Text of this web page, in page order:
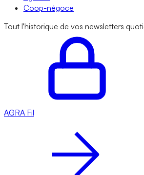
Coop-négoce
Tout l'historique de vos newsletters
AGRA Fil